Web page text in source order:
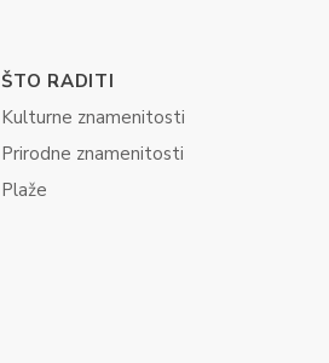
ŠTO RADITI
Kulturne znamenitosti
Prirodne znamenitosti
Plaže